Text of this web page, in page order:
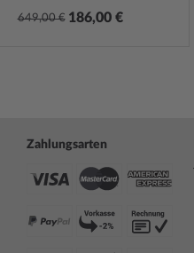
bis 20 Bar / 200
sondern auf den
angewendet
649,00 € 186,00 €
Zahlungsarten